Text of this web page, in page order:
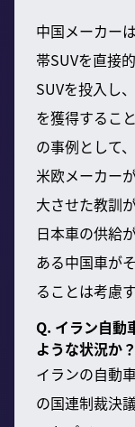
中国メーカー
帯SUVを直接
SUVを投入し
を獲得するこ
の事例として
米欧メーカー
大させた教訓
日本車の供給
ある中国車が
ることは考慮
Q. イラン自動
ような状況か？
イランの自動
の国連制裁決